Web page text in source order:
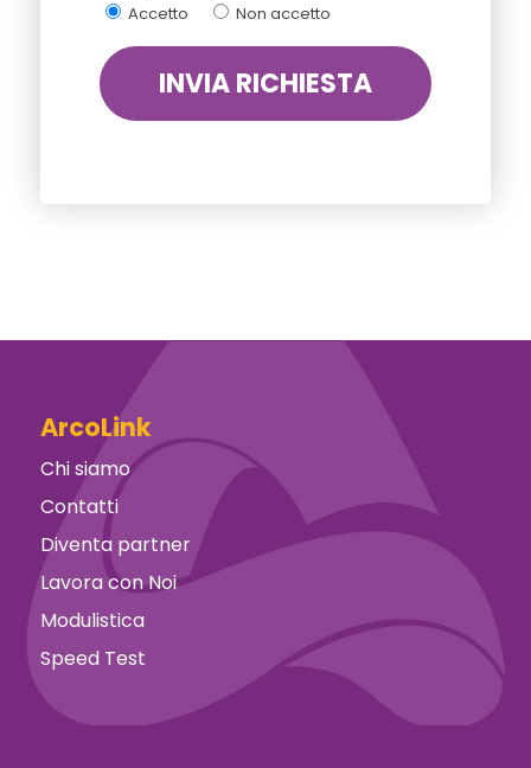
Accetto Non accetto
ArcoLink
Chi siamo
Contatti
Diventa partner
Lavora con Noi
Modulistica
Speed Test